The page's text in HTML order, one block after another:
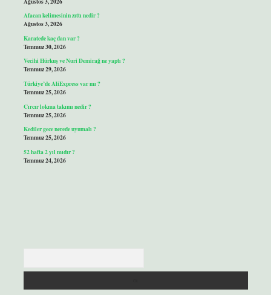
Afacan kelimesinin zıttı nedir ?
Ağustos 3, 2026
Karatede kaç dan var ?
Temmuz 30, 2026
Vecihi Hürkuş ve Nuri Demirağ ne yaptı ?
Temmuz 29, 2026
Türkiye’de AliExpress var mı ?
Temmuz 25, 2026
Cırcır lokma takımı nedir ?
Temmuz 25, 2026
Kediler gece nerede uyumalı ?
Temmuz 25, 2026
52 hafta 2 yıl mıdır ?
Temmuz 24, 2026